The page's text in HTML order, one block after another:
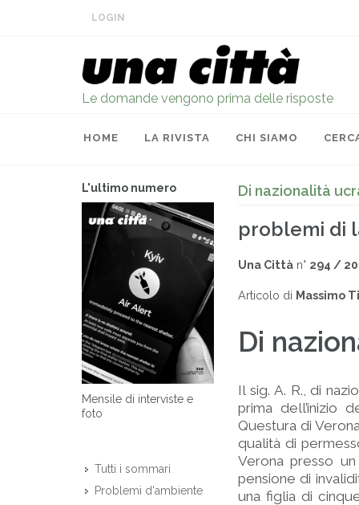
LOGIN
Le domande vengono prima delle risposte
HOME LA RIVISTA CHI SIAMO
L'ultimo numero
Mensile di interviste e
foto
Tutti i sommari
Problemi d'ambiente
Di nazionalità
problemi di
Una Città n° 294 /
Articolo di Massimo
Di
Il sig. A. R., di
prima dell’inizio
Questura di
qualità di
Verona presso
pensione di
una figlia di